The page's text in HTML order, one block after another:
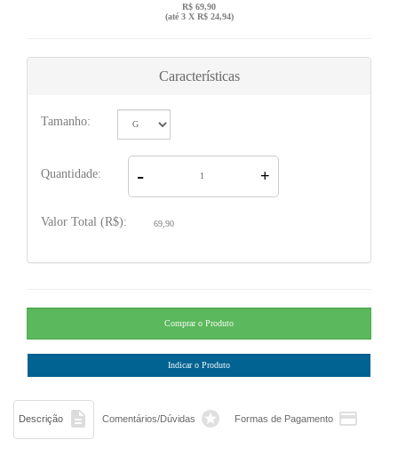
R$ 69,90
(até 3 X R$ 24,94)
Características
Tamanho:
Quantidade: - +
Valor Total (R$): 69,90
Descrição  Comentários/Dúvidas  Formas de Pagamento 